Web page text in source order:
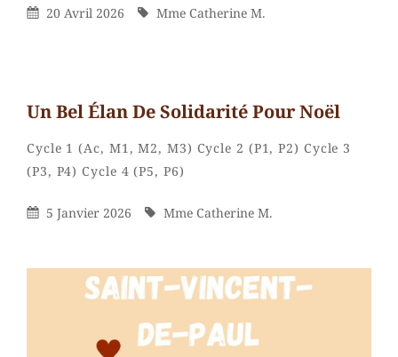
Posted
20 Avril 2026 By
Mme Catherine M.
Un Bel Élan De Solidarité Pour Noël
Categories
Cycle 1 (Ac, M1, M2, M3) Cycle 2 (P1, P2) Cycle 3
(P3, P4) Cycle 4 (P5, P6)By
Mme
Posted
5 Janvier 2026 By
Mme Catherine M.